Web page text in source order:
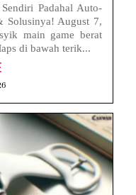
Padahal Auto-
Solusinya! August 7,
main game berat
di bawah terik...